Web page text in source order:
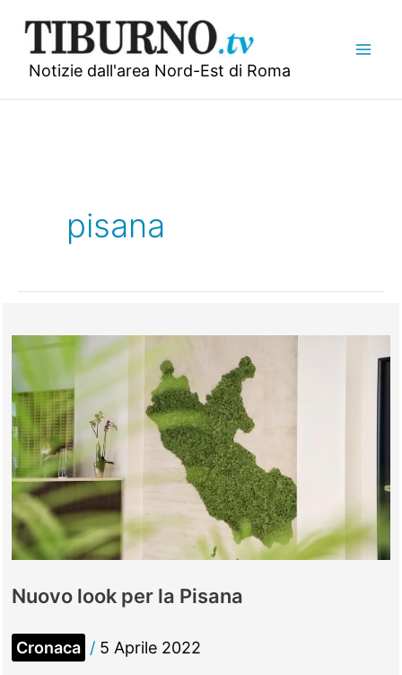
contenuto
Notizie dall'area Nord-Est di Roma
pisana
Nuovo look per la Pisana
Cronaca / 5 Aprile 2022